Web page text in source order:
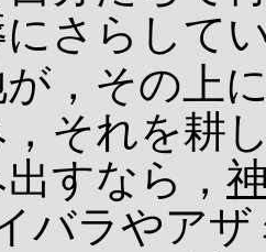
さらして
，その上
それを耕
すなら，
バラやア